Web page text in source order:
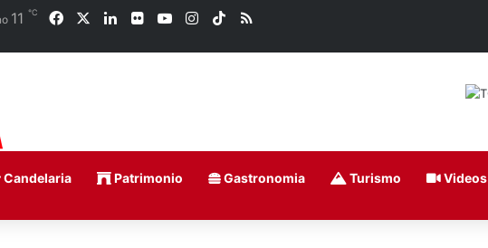
11 ℃ Facebook LinkedIn
Flickr YouTubeInstagram
TikTokRSS
Candelaria Patrimonio Gastronomia Turismo Videos